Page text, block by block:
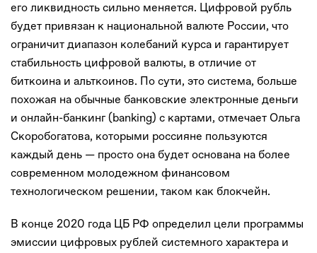
его ликвидность сильно меняется. Цифровой рубль
будет привязан к национальной валюте России, что
ограничит диапазон колебаний курса и гарантирует
стабильность цифровой валюты, в отличие от
биткоина и альткоинов. По сути, это система, больше
похожая на обычные банковские электронные деньги
и онлайн-банкинг (banking) с картами, отмечает Ольга
Скоробогатова, которыми россияне пользуются
каждый день — просто она будет основана на более
современном молодежном финансовом
технологическом решении, таком как блокчейн.
В конце 2020 года ЦБ РФ определил цели программы
эмиссии цифровых рублей системного характера и